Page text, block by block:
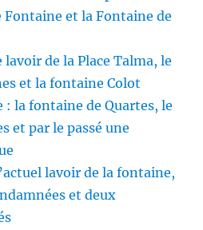
Fontaine et la Fontaine de
de la Place Talma, le
et la fontaine Colot
la fontaine de Quartes, le
et par le passé une
lavoir de la fontaine,
et deux